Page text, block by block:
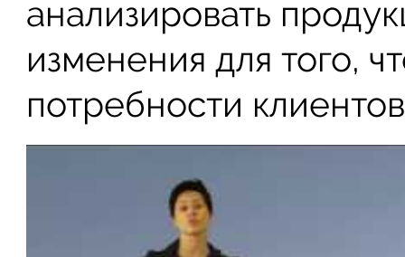
анализировать
изменения для того,
потребности